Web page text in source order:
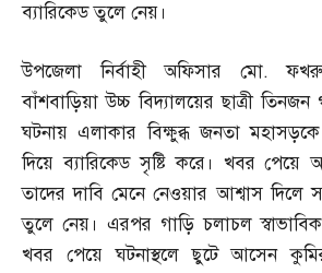
ব্যারিকেড তুলে নেয়।
উপজেলা নির্বাহী অফিসার মো.
বাঁশবাড়িয়া উচ্চ বিদ্যালয়ের ছাত্রী
ঘটনায় এলাকার বিক্ষুব্ধ জনতা
দিয়ে ব্যারিকেড সৃষ্টি করে। খবর পেয়ে
তাদের দাবি মেনে নেওয়ার আশ্বাস দিলে
তুলে নেয়। এরপর গাড়ি চলাচল
খবর পেয়ে ঘটনাস্থলে ছুটে আসেন